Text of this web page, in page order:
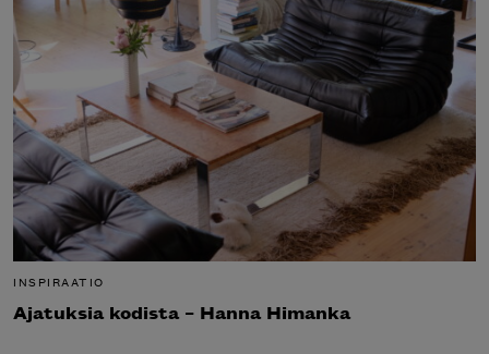
INSPIRAATIO
Ajatuksia kodista – Hanna Himanka